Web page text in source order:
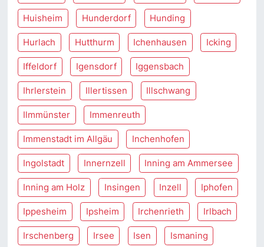
Huisheim Hunderdorf Hunding
Hurlach Hutthurm Ichenhausen Icking
Iffeldorf Igensdorf Iggensbach
Ihrlerstein Illertissen Illschwang
Ilmmünster Immenreuth
Immenstadt im Allgäu Inchenhofen
Ingolstadt Innernzell Inning am Ammersee
Inning am Holz Insingen Inzell Iphofen
Ippesheim Ipsheim Irchenrieth Irlbach
Irschenberg Irsee Isen Ismaning